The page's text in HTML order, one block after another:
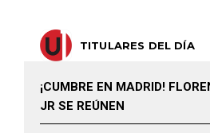
TITULARES DEL DÍA
¡CUMBRE EN MADRID!
JR SE REÚNEN